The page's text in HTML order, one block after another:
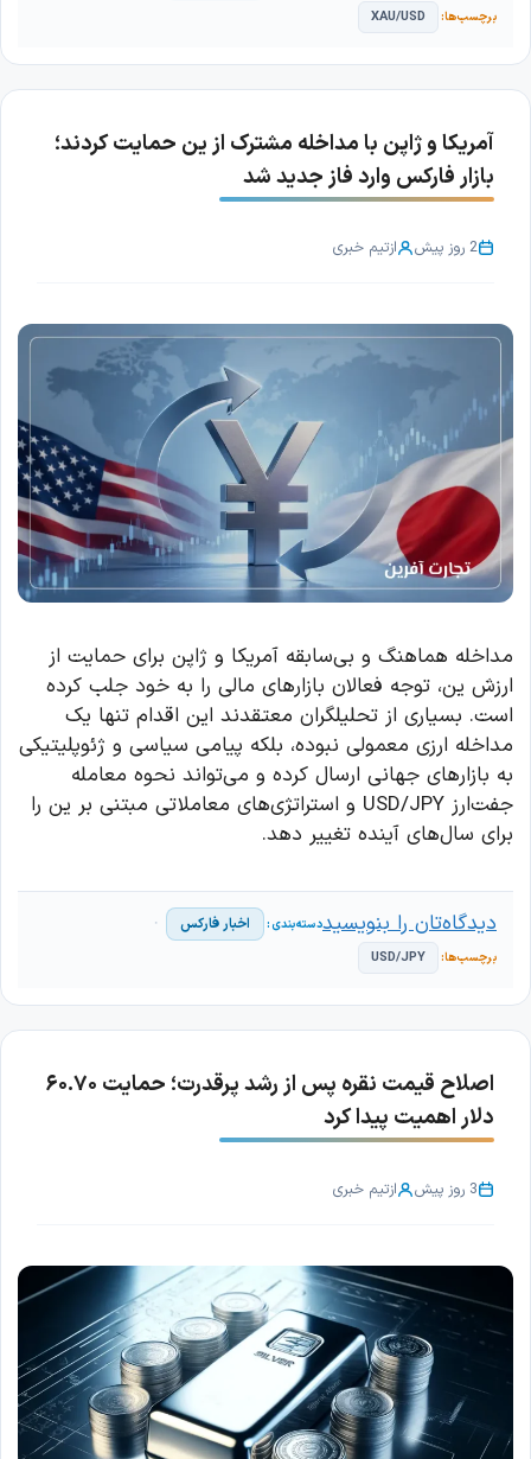
XAU/USD
آمریکا و ژاپن با مداخله مشترک از ین حمایت کردند؛
بازار فارکس وارد فاز جدید شد
2 روز پیش ازتیم خبری
مداخله هماهنگ و بی‌سابقه آمریکا و ژاپن برای حمایت از
ارزش ین، توجه فعالان بازارهای مالی را به خود جلب کرده
است. بسیاری از تحلیلگران معتقدند این اقدام تنها یک
مداخله ارزی معمولی نبوده، بلکه پیامی سیاسی و ژئوپلیتیکی
به بازارهای جهانی ارسال کرده و می‌تواند نحوه معامله
جفت‌ارز USD/JPY و استراتژی‌های معاملاتی مبتنی بر ین را
برای سال‌های آینده تغییر دهد.
اخبار فارکس
USD/JPY
دیدگاه‌تان را بنویسید
اصلاح قیمت نقره پس از رشد پرقدرت؛ حمایت ۶۰.۷۰
دلار اهمیت پیدا کرد
3 روز پیش ازتیم خبری